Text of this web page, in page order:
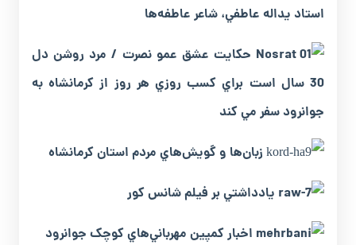
استاد يداله عاطفي، شاعر عاطفه‌ها
حکايت ‌عشق ‌عمو ‌نصرت / مرد روشن دل
30 سال است براي کسب روزي هر روز از کرمانشاه به
جوانرود سفر مي کند
زبان‌ها ‌و ‌گويش‌هاي‌ مردم‌ استان‌ کرمانشاه
يادداشتي ‌بر ‌فيلم ‌شانس‌ کور
اخبار کمپين‌ مهرباني‌هاي‌ كوچک‌ جوانرود